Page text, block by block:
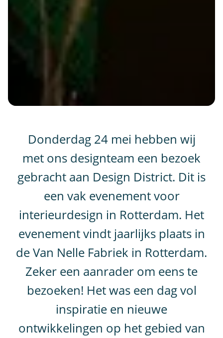
Donderdag 24 mei hebben wij
met ons designteam een bezoek
gebracht aan Design District. Dit is
een vak evenement voor
interieurdesign in Rotterdam. Het
evenement vindt jaarlijks plaats in
de Van Nelle Fabriek in Rotterdam.
Zeker een aanrader om eens te
bezoeken! Het was een dag vol
inspiratie en nieuwe
ontwikkelingen op het gebied van